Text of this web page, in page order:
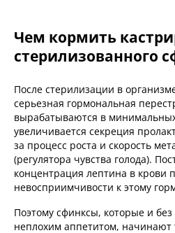
Чем кормить
стерилизованного
После стерилизации в
серьезная гормональная
вырабатываются в
увеличивается секреция
за процесс роста и скорость
(регулятора чувства голода).
концентрация лептина в крови
невосприимчивости к этому
Поэтому сфинксы, которые и без
неплохим аппетитом,